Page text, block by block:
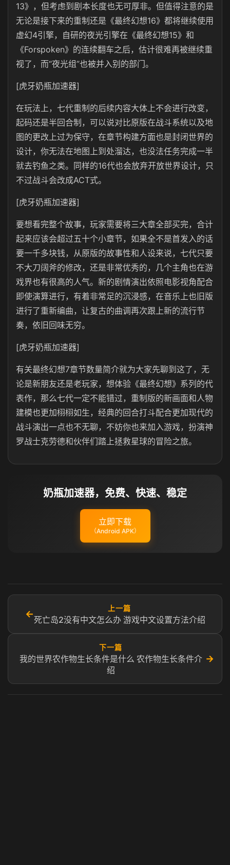
13》，但考虑到剧本长度也无可厚非。但值得注意的是
无论是接下来的重制还是《最终幻想16》都将继续使用
虚幻4引擎，自研的夜光引擎在《最终幻想15》和
《Forspoken》的连续翻车之后，估计很难再被继续重
视了，而“夜光组”也被并入别的部门。
[虎牙奶瓶加速器]
在玩法上，七代重制的后续内容大体上不会进行改变，
起码还是半回合制，可以说对比原版在战斗系统以及地
图的更改上过为保守，在章节构建方面也是封闭世界的
设计，你无法在地图上到处溜达，也没法任务完成一半
就去钓鱼之类。同样的16代也会放弃开放世界设计，只
不过战斗会改成ACT式。
[虎牙奶瓶加速器]
要想看完整个故事，玩家需要将三大章全部买完，合计
起来应该会超过五十个小章节，如果全不是首发入的话
要一千多块钱，从原版的故事性和人设来说，七代只要
不大刀阔斧的修改，还是非常优秀的，几个主角也在游
戏界也有很高的人气。新的剧情演出依照电影视角配合
即使演算进行，有着非常足的沉浸感，在音乐上也旧版
进行了重新编曲，让复古的曲调再次跟上新的流行节
奏，依旧回味无穷。
[虎牙奶瓶加速器]
有关最终幻想7章节数量简介就为大家先聊到这了，无
论是新朋友还是老玩家，想体验《最终幻想》系列的代
表作，那么七代一定不能错过，重制版的新画面和人物
建模也更加栩栩如生，经典的回合打斗配合更加现代的
战斗演出一点也不无聊，不妨你也来加入游戏，扮演神
罗战士克劳德和伙伴们踏上拯救星球的冒险之旅。
奶瓶加速器，免费、快速、稳定
立即下载
（Android APK）
←
上一篇
死亡岛2没有中文怎么办 游戏中文设置方法介绍
下一篇
我的世界农作物生长条件是什么 农作物生长条件介
绍
→